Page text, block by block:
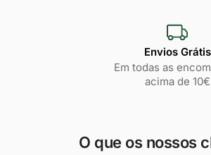
Envios Grátis
Em todas as
acima de 10€
O que os nossos